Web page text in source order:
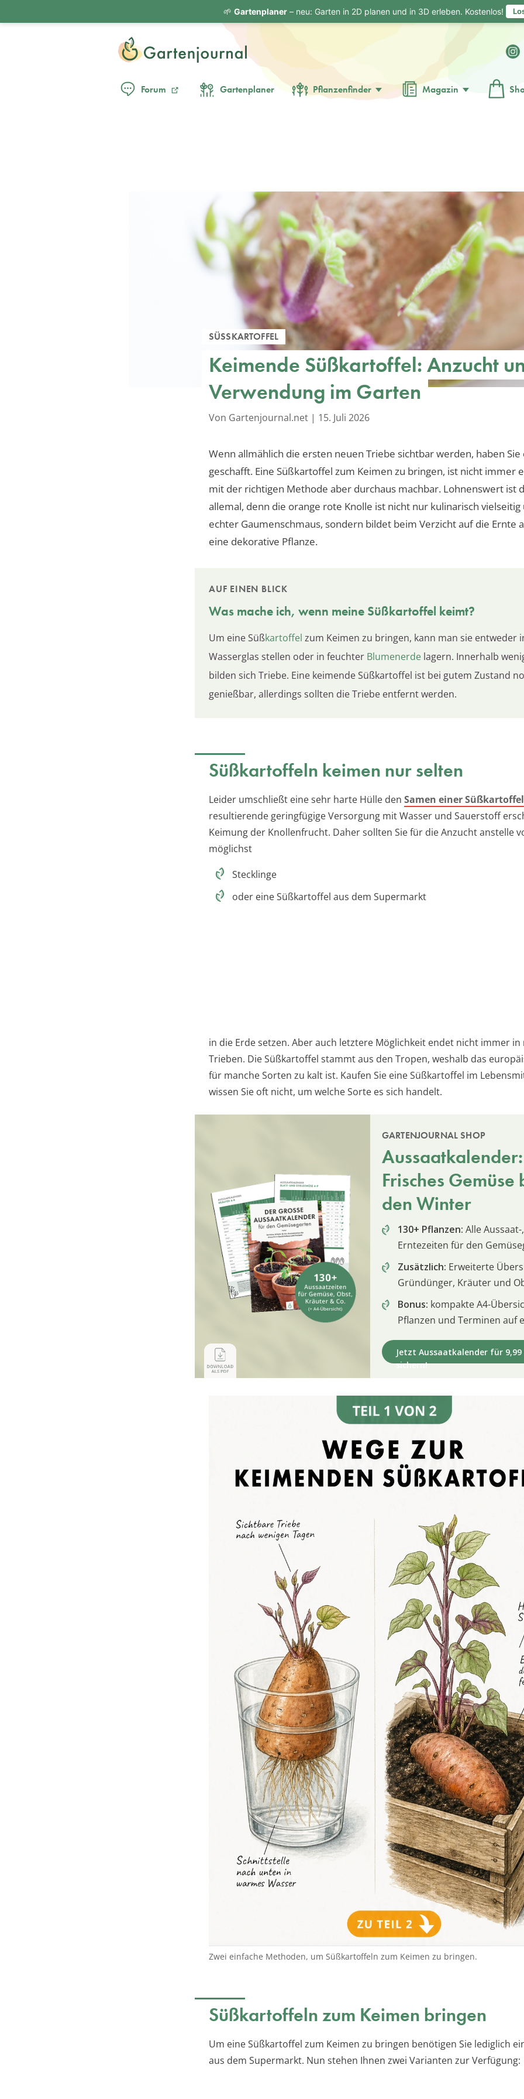
Forum Gartenplaner Pflanzenfinder Magazin
SÜSSKARTOFFEL
Keimende Süßkartoffel: Anzucht
Verwendung im Garten
Von Gartenjournal.net | 15. Juli 2026
Wenn allmählich die ersten neuen Triebe sichtbar werden, haben Sie
geschafft. Eine Süßkartoffel zum Keimen zu bringen, ist nicht immer
mit der richtigen Methode aber durchaus machbar. Lohnenswert ist
allemal, denn die orange rote Knolle ist nicht nur kulinarisch vielseitig
echter Gaumenschmaus, sondern bildet beim Verzicht auf die Ernte
eine dekorative Pflanze.
AUF EINEN BLICK
Was mache ich, wenn meine Süßkartoffel keimt?
Um eine Süßkartoffel zum Keimen zu bringen, kann man sie entweder
Wasserglas stellen oder in feuchter Blumenerde lagern. Innerhalb
bilden sich Triebe. Eine keimende Süßkartoffel ist bei gutem Zustand
genießbar, allerdings sollten die Triebe entfernt werden.
Süßkartoffeln keimen nur selten
Leider umschließt eine sehr harte Hülle den Samen einer Süßkartoffel
resultierende geringfügige Versorgung mit Wasser und Sauerstoff
Keimung der Knollenfrucht. Daher sollten Sie für die Anzucht anstelle
möglichst
Stecklinge
oder eine Süßkartoffel aus dem Supermarkt
in die Erde setzen. Aber auch letztere Möglichkeit endet nicht immer in
Trieben. Die Süßkartoffel stammt aus den Tropen, weshalb das
für manche Sorten zu kalt ist. Kaufen Sie eine Süßkartoffel im
wissen Sie oft nicht, um welche Sorte es sich handelt.
GARTENJOURNAL SHOP
Aussaatkalender:
Frisches Gemüse
den Winter
130+ Pflanzen: Alle
Erntezeiten für den
Zusätzlich: Erweiterte
Gründünger, Kräuter und
Bonus: kompakte A4-
Pflanzen und Terminen auf
Jetzt Aussaatkalender für 9,99
sichern!
Zwei einfache Methoden, um Süßkartoffeln zum Keimen zu bringen.
Süßkartoffeln zum Keimen bringen
Um eine Süßkartoffel zum Keimen zu bringen benötigen Sie lediglich
aus dem Supermarkt. Nun stehen Ihnen zwei Varianten zur Verfügung:
🌱 Gartenplaner– neu: Garten in 2D planen und in 3D erleben. Kostenlos!